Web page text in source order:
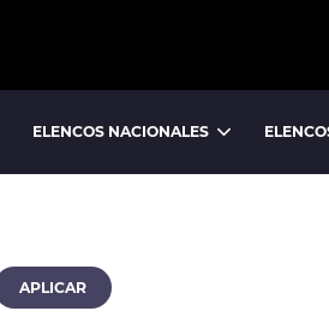
ELENCOS NACIONALES